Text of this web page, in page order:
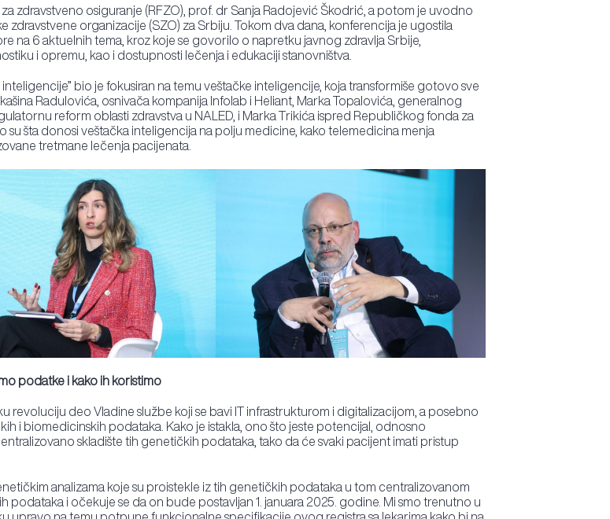
zdravstveno osiguranje (RFZO), prof. dr Sanja Radojević Škodrić, a potom je uvodno
organizacije (SZO) za Srbiju. Tokom dva dana, konferencija je ugostila
na 6 aktuelnih tema, kroz koje se govorilo o napretku javnog zdravlja Srbije,
i opremu, kao i dostupnosti lečenja i edukaciji stanovništva.
bio je fokusiran na temu veštačke inteligencije, koja transformiše gotovo sve
Radulovića, osnivača kompanija Infolab i Heliant, Marka Topalovića, generalnog
reform oblasti zdravstva u NALED, i Marka Trikića ispred Republičkog fonda za
su šta donosi veštačka inteligencija na polju medicine, kako telemedicina menja
tretmane lečenja pacijenata.
podatke i kako ih koristimo
revoluciju deo Vladine službe koji se bavi IT infrastrukturom i digitalizacijom, a posebno
i biomedicinskih podataka. Kako je istakla, ono što jeste potencijal, odnosno
skladište tih genetičkih podataka, tako da će svaki pacijent imati pristup
analizama koje su proistekle iz tih genetičkih podataka u tom centralizovanom
i očekuje se da on bude postavljan 1. januara 2025. godine. Mi smo trenutno u